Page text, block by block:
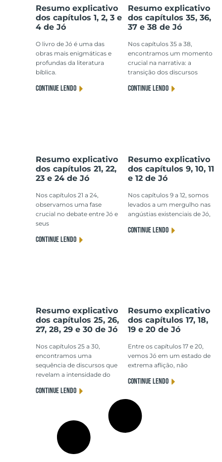
Resumo explicativo
dos capítulos 1, 2, 3 e
4 de Jó
O livro de Jó é uma das
obras mais enigmáticas e
profundas da literatura
bíblica.
CONTINUE LENDO
Resumo explicativo
dos capítulos 35, 36,
37 e 38 de Jó
Nos capítulos 35 a 38,
encontramos um momento
crucial na narrativa: a
transição dos discursos
CONTINUE LENDO
Resumo explicativo
dos capítulos 21, 22,
23 e 24 de Jó
Nos capítulos 21 a 24,
observamos uma fase
crucial no debate entre Jó e
seus
CONTINUE LENDO
Resumo explicativo
dos capítulos 9, 10, 11
e 12 de Jó
Nos capítulos 9 a 12, somos
levados a um mergulho nas
angústias existenciais de Jó,
CONTINUE LENDO
Resumo explicativo
dos capítulos 25, 26,
27, 28, 29 e 30 de Jó
Nos capítulos 25 a 30,
encontramos uma
sequência de discursos que
revelam a intensidade do
CONTINUE LENDO
Resumo explicativo
dos capítulos 17, 18,
19 e 20 de Jó
Entre os capítulos 17 e 20,
vemos Jó em um estado de
extrema aflição, não
CONTINUE LENDO